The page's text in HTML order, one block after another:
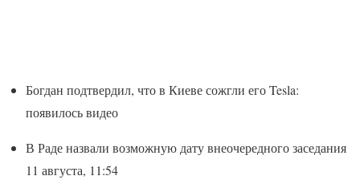
Богдан подтвердил, что в Киеве сожгли его Tesla:
появилось видео
В Раде назвали возможную дату внеочередного заседания
11 августа, 11:54